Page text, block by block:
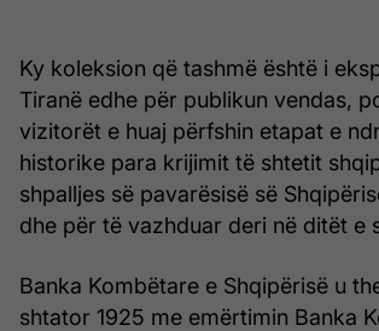
Ky koleksion që tashmë është i
Tiranë edhe për publikun vendas,
vizitorët e huaj përfshin etapat e
historike para krijimit të shtetit
shpalljes së pavarësisë së
dhe për të vazhduar deri në ditët e
Banka Kombëtare e Shqipërisë u
shtator 1925 me emërtimin Banka